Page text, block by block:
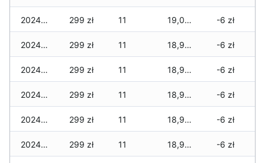
2024-12-04 299 zł 11 19,003 zł -6 zł
2024-12-03 299 zł 11 18,995 zł -6 zł
2024-12-02 299 zł 11 18,995 zł -6 zł
2024-12-01 299 zł 11 18,995 zł -6 zł
2024-11-30 299 zł 11 18,995 zł -6 zł
2024-11-29 299 zł 11 18,995 zł -6 zł